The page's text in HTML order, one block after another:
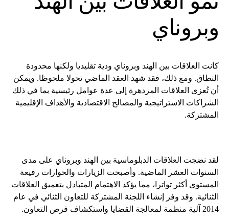
وبروناي
كانت العلاقات بين الهند وبروناي ودية تقليديا ولكنها محدودة
النطاق. ومع ذلك، فقد شهد العقد الماضي تحولا ملحوظا. ويمكن
أن تُعزى العلاقات المزدهرة إلى عدة عوامل رئيسية بما في ذلك
الشراكات الاستراتيجية والمصالح الاقتصادية والأهداف الإقليمية
المشتركة.
لقد نضجت العلاقات الدبلوماسية بين الهند وبروناي على مدى
السنوات العشر الماضية. وأصبحت الزيارات والحوارات رفيعة
المستوى أكثر تواترا، مما يؤكد الاهتمام المتبادل بتعميق العلاقات
الثنائية. وقد وفر إنشاء اللجنة المشتركة للتعاون الثنائي في عام
2014 آلية منظمة لمعالجة القضايا واستكشاف فرص التعاون.